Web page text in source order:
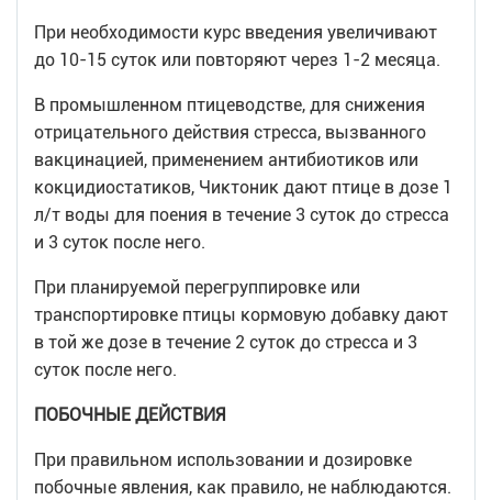
При необходимости курс введения увеличивают
до 10-15 суток или повторяют через 1-2 месяца.
В промышленном птицеводстве, для снижения
отрицательного действия стресса, вызванного
вакцинацией, применением антибиотиков или
кокцидиостатиков, Чиктоник дают птице в дозе 1
л/т воды для поения в течение 3 суток до стресса
и 3 суток после него.
При планируемой перегруппировке или
транспортировке птицы кормовую добавку дают
в той же дозе в течение 2 суток до стресса и 3
суток после него.
ПОБОЧНЫЕ ДЕЙСТВИЯ
При правильном использовании и дозировке
побочные явления, как правило, не наблюдаются.